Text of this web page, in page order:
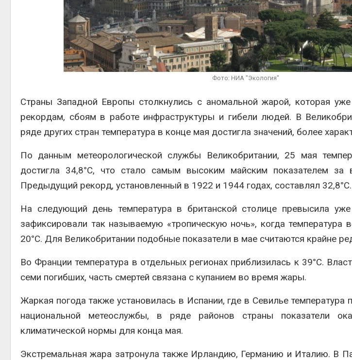
Фото: НИА "Экология"
Страны Западной Европы столкнулись с аномальной жарой, которая
рекордам, сбоям в работе инфраструктуры и гибели людей. В
ряде других стран температура в конце мая достигла значений, более
По данным метеорологической службы Великобритании, 25 мая
достигла 34,8°C, что стало самым высоким майским показателем за
Предыдущий рекорд, установленный в 1922 и 1944 годах, составлял 32,8°C.
На следующий день температура в британской столице превысила
зафиксировали так называемую «тропическую ночь», когда температура
20°C. Для Великобритании подобные показатели в мае считаются крайне
Во Франции температура в отдельных регионах приблизилась к 39°C.
семи погибших, часть смертей связана с купанием во время жары.
Жаркая погода также установилась в Испании, где в Севилье
национальной метеослужбы, в ряде районов страны показатели
климатической нормы для конца мая.
Экстремальная жара затронула также Ирландию, Германию и Италию. В
терроризме
Авг 5, 2026
Суд запретил
использовать
крокодилов для охраны
израильской тюрьмы
Авг 5, 2026
оказались «хуже для
климата»: исследование
показало пределы
Авг 5, 2026
Авг
Авг